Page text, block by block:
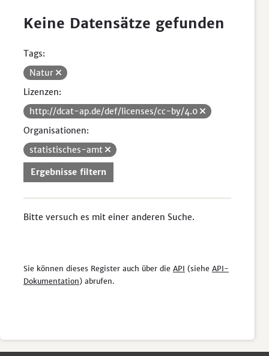
Keine Datensätze gefunden
Tags:
Natur
Lizenzen:
http://dcat-ap.de/def/licenses/cc-by/4.0
Organisationen:
statistisches-amt
Ergebnisse filtern
Bitte versuch es mit einer anderen Suche.
Sie können dieses Register auch über die API (siehe API-
Dokumentation) abrufen.